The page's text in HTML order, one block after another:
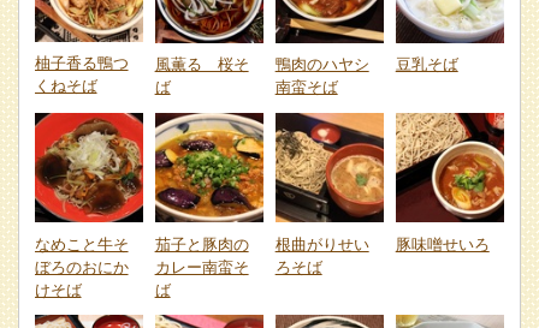
柚子香る鴨つ
くねそば
風薫る 桜そ
ば
鴨肉のハヤシ
南蛮そば
豆乳そば
なめこと牛そ
ぼろのおにか
けそば
茄子と豚肉の
カレー南蛮そ
ば
根曲がりせい
ろそば
豚味噌せいろ